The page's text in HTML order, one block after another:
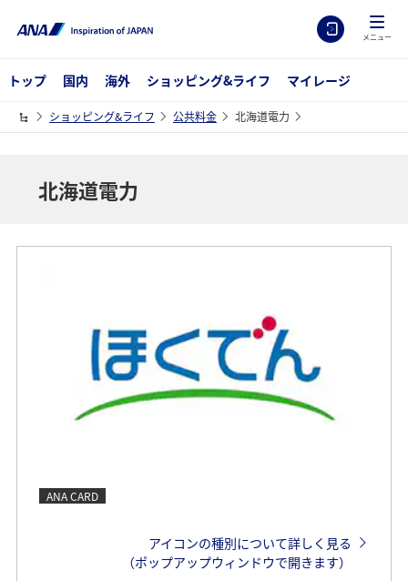
メニュー
トップ 国内 海外 ショッピング&ライフ マイレージ
ショッピング&ライフ 公共料金 北海道電力
北海道電力
ANA CARD
アイコンの種別について詳しく見る
（ポップアップウィンドウで開きます）